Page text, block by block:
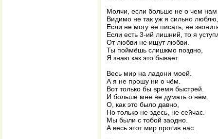
Молчи, если больше не о чем нам
Видимо не так уж я сильно люблю,
Если не могу не писать, не
Если есть 3-ий лишний, то я
От любви не ищут любви.
Ты поймёшь слишкмо поздно,
Я знаю как это бывает.
Весь мир на ладони моей.
А я не прошу ни о чём.
Вот только бы время быстрей.
И больше мне не думать о нём.
О, как это было давно,
Но только не здесь, не сейчас.
Мы были с тобой заодно.
А весь этот мир против нас.